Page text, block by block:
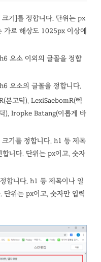
기]를 정합니다. 단위는 px
가로 해상도 1025px 이상에
요소 이외의 글꼴을 정합
요소의 글꼴을 정합니다.
본고딕), LexiSaebomR(렉
), Iropke Batang(이롭게 바
기를 정합니다. h1 등 제목
니다. 단위는 px이고, 숫자
합니다. h1 등 제목이나 일
단위는 px이고, 숫자만 입력